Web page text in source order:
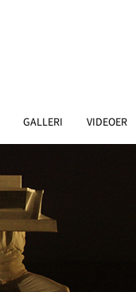
GALLERI VIDEOER